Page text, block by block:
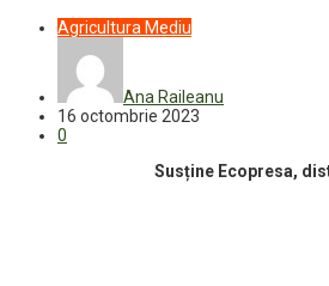
Agricultura Mediu
Ana Raileanu
16 octombrie 2023
0
Susține Ecopresa,